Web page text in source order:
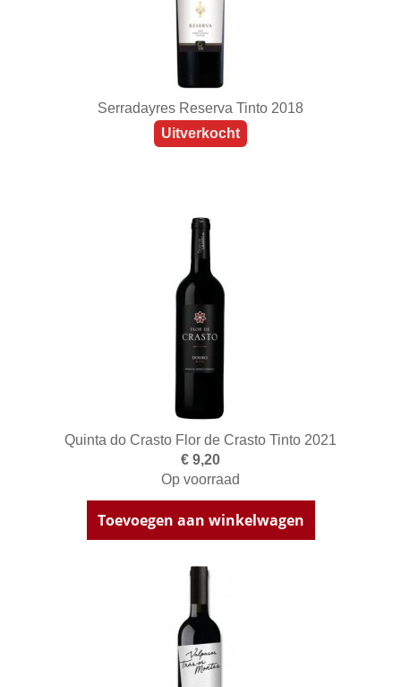
Serradayres Reserva Tinto 2018
Uitverkocht
Quinta do Crasto Flor de Crasto Tinto 2021
€ 9,20
Op voorraad
Toevoegen aan winkelwagen